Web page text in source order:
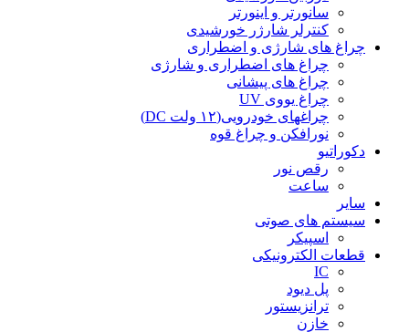
سانورتر و اینورتر
کنترلر شارژر خورشیدی
چراغ های شارژی و اضطراری
چراغ های اضطراری و شارژی
چراغ های پیشانی
چراغ یووی UV
چراغهای خودرویی(۱۲ ولت DC)
نورافکن و چراغ قوه
دکوراتیو
رقص نور
ساعت
سایر
سیستم های صوتی
اسپیکر
قطعات الکترونیکی
IC
پل دیود
ترانزیستور
خازن